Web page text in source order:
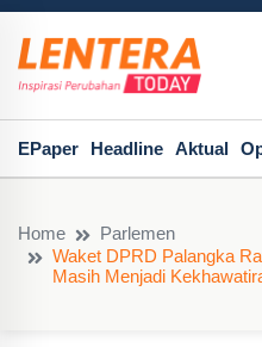
EPaper Headline Aktual
Home
Parlemen
Waket DPRD Palangka
Masih Menjadi